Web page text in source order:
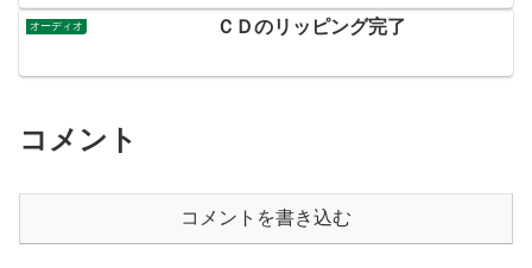
オーディオ ＣＤのリッピング完了
コメント
コメントを書き込む